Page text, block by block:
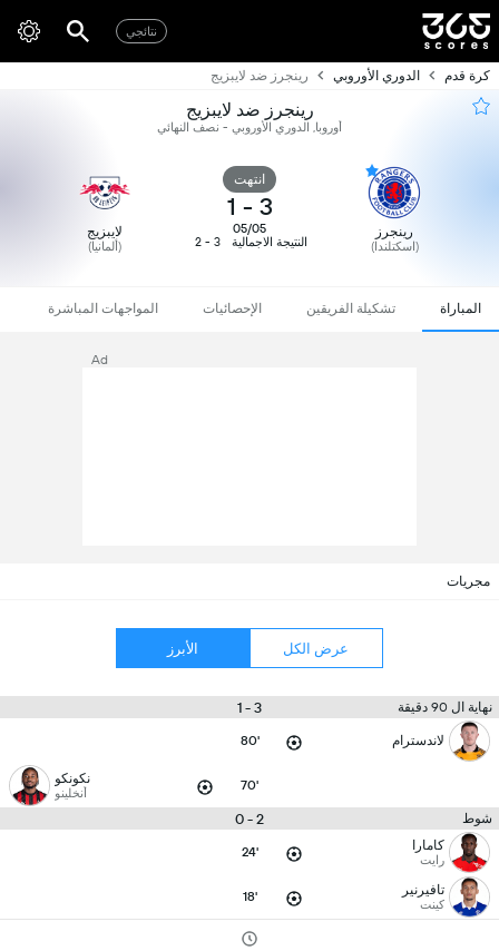
نتائجي
كرة قدم الدوري الأوروبي رينجرز ضد لايبزيج
رينجرز ضد لايبزيج
أوروبا, الدوري الأوروبي - نصف النهائي
رينجرز
(اسكتلندا)
انتهت
3
-
1
05/05
النتيجة الاجمالية
3 - 2
لايبزيج
(ألمانيا)
المباراة تشكيلة الفريقين الإحصائيات المواجهات المباشرة
Ad
مجريات
عرض الكل الأبرز
نهاية ال 90 دقيقة 3 - 1
لاندسترام 80'
70' نكونكو
أنخلينو
شوط 2 - 0
كامارا
رايت 24'
تافيرنير
كينت 18'